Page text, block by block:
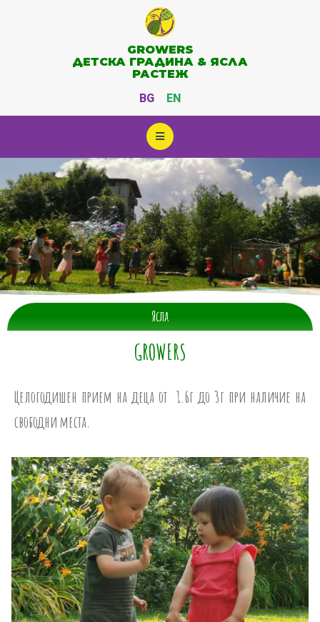
GROWERS
ДЕТСКА ГРАДИНА & ЯСЛА
РАСТЕЖ
BG
EN
Ясла
GROWERS
Целогодишен прием на деца от 1.6г до 3г при наличие на
свободни места.